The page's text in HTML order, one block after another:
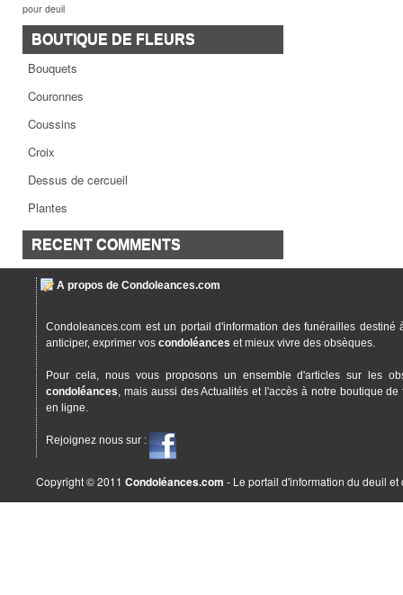
pour deuil
BOUTIQUE DE FLEURS
Bouquets
Couronnes
Coussins
Croix
Dessus de cercueil
Plantes
RECENT COMMENTS
A propos de Condoleances.com
Condoleances.com est un portail d'information des funérailles destiné
anticiper, exprimer vos condoléances et mieux vivre des obsèques.
Pour cela, nous vous proposons un ensemble d'articles sur les
condoléances, mais aussi des Actualités et l'accès à notre boutique
en ligne.
Rejoignez nous sur :
Copyright © 2011 Condoléances.com - Le portail d'information du deuil et